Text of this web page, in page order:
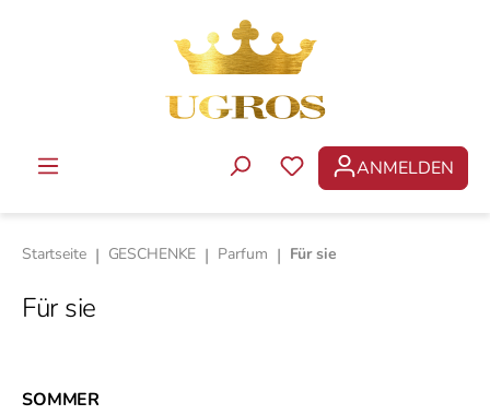
DU HAST 0
ANMELDEN
Startseite | GESCHENKE | Parfum | Für sie
Für sie
SOMMER